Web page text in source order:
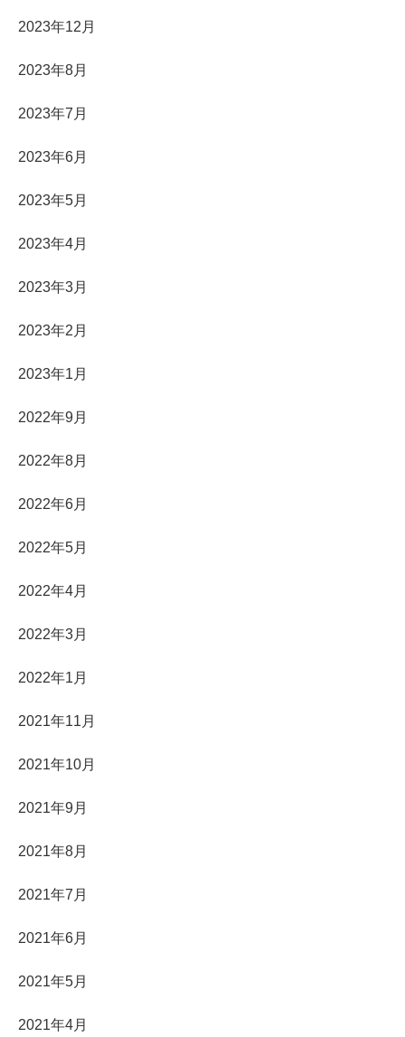
2023年12月
2023年8月
2023年7月
2023年6月
2023年5月
2023年4月
2023年3月
2023年2月
2023年1月
2022年9月
2022年8月
2022年6月
2022年5月
2022年4月
2022年3月
2022年1月
2021年11月
2021年10月
2021年9月
2021年8月
2021年7月
2021年6月
2021年5月
2021年4月